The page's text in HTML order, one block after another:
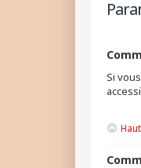
Si
Haut